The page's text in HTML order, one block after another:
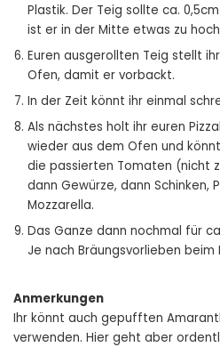
Plastik. Der Teig sollte ca.
ist er in der Mitte etwas zu
Euren ausgerollten Teig stellt
Ofen, damit er vorbackt.
In der Zeit könnt ihr einmal
Als nächstes holt ihr euren
wieder aus dem Ofen und
die passierten Tomaten (nicht
dann Gewürze, dann Schinken,
Mozzarella.
Das Ganze dann nochmal für
Je nach Bräungsvorlieben beim
Anmerkungen
Ihr könnt auch gepufften
verwenden. Hier geht aber